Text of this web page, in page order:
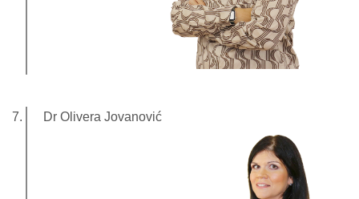
Dr Olivera Jovanović